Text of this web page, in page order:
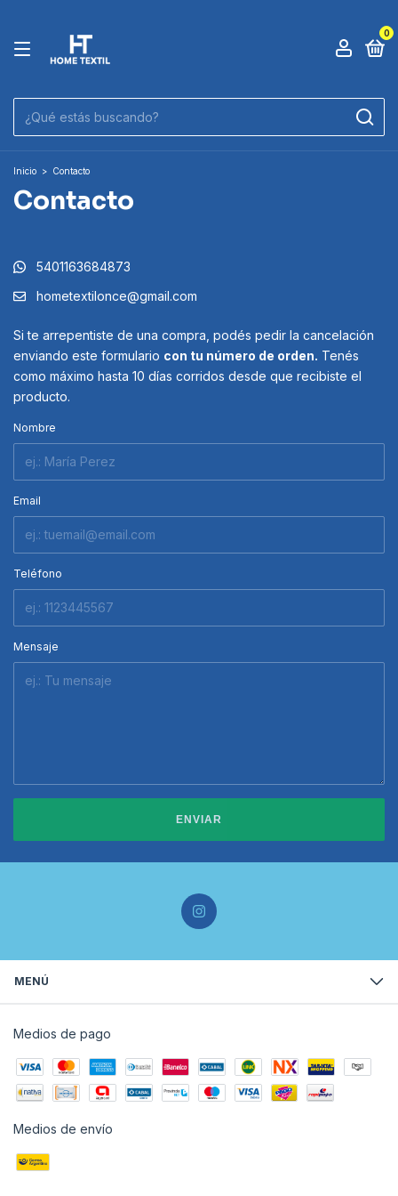
0
Inicio > Contacto
Contacto
5401163684873
hometextilonce@gmail.com
Si te arrepentiste de una compra, podés pedir la cancelación
enviando este formulario con tu número de orden. Tenés
como máximo hasta 10 días corridos desde que recibiste el
producto.
Nombre
Email
Teléfono
Mensaje
ENVIAR
MENÚ
Medios de pago
Medios de envío